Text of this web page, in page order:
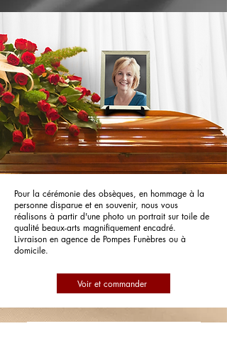
Pour la cérémonie des obsèques, en hommage à la
personne disparue et en souvenir, nous vous
réalisons à partir d'une photo un portrait sur toile de
qualité beaux-arts magnifiquement encadré.
Livraison en agence de Pompes Funèbres ou à
domicile.
Voir et commander